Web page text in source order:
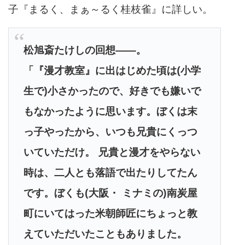
子『まるく、まぁ～るく桂枝雀』に詳しい。
松旭斎たけしの回想――。
「『漫才教室』に出はじめた頃は(小学
生で)小さかったので、好きでも嫌いで
もなかったように思います。ぼくは末
っ子やったから、いつも兄貴にくっつ
いていただけ。 兄貴と漫才をやらない
時は、二人とも落語で出たりしてたん
です。ぼくも(大阪・ ミナミの)南炭屋
町にいてはった米朝師匠にちょっと教
えていただいたこともありました。